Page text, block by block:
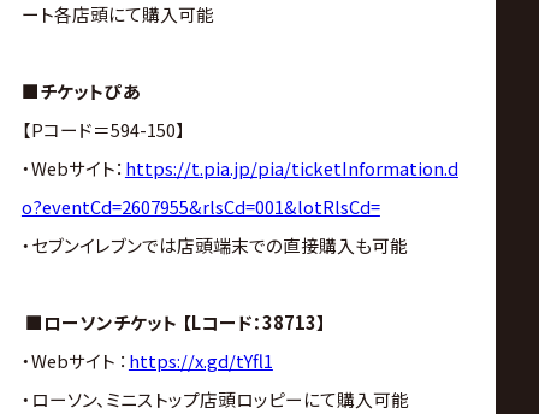
ート各店頭にて購入可能
■チケットぴあ
【Pコード＝594-150】
・Webサイト： https://t.pia.jp/pia/ticketInformation.d
o?eventCd=2607955&rlsCd=001&lotRlsCd=
・セブンイレブンでは店頭端末での直接購入も可能
■ローソンチケット 【Lコード：38713】
・Webサイト ： https://x.gd/tYfl1
・ローソン、ミニストップ店頭ロッピーにて購入可能